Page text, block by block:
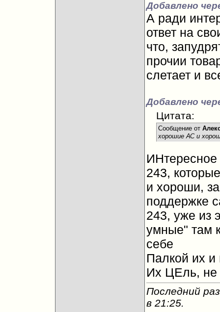
Добавлено
А ради
ответ на
что,
прочии
слетает и
Добавлено
Цитата:
Сообщение от
хорошие АС и
ИНтересное
243,
и хороши,
поддержке
243, уже из
умные" там
себе
Палкой их и
Их ЦЕль, не
Последний
в 21:25.